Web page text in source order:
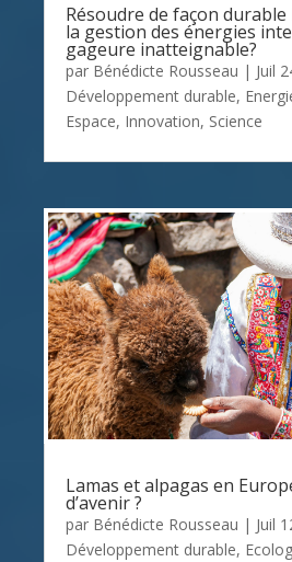
Résoudre de façon durable
la gestion des énergies
gageure inatteignable?
par Bénédicte Rousseau | Juil
Développement durable,
Espace, Innovation, Science
Lamas et alpagas en
d’avenir ?
par Bénédicte Rousseau | Juil
Développement durable,